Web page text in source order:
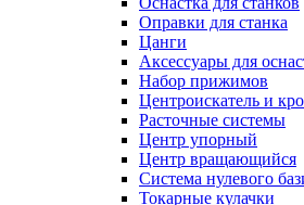
Оправки для станка
Цанги
Аксессуары для
Набор прижимов
Центроискатель и
Расточные системы
Центр упорный
Центр вращающийся
Система нулевого
Токарные кулачки